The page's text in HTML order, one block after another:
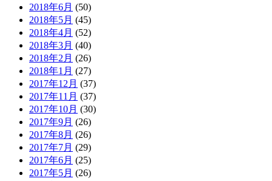
2018年6月 (50)
2018年5月 (45)
2018年4月 (52)
2018年3月 (40)
2018年2月 (26)
2018年1月 (27)
2017年12月 (37)
2017年11月 (37)
2017年10月 (30)
2017年9月 (26)
2017年8月 (26)
2017年7月 (29)
2017年6月 (25)
2017年5月 (26)